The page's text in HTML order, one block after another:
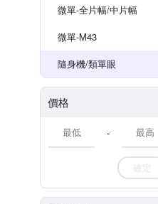
微單-全片幅/中片幅
微單-M43
隨身機/類單眼
價格
-
確定